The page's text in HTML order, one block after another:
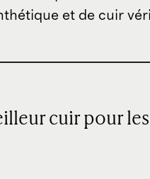
et de cuir
cuir pour les